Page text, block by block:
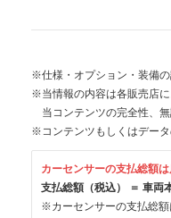
※仕様・オプション・装備の
※当情報の内容は各販売店
当コンテンツの完全性、
※コンテンツもしくはデータ
カーセンサーの支払総額
支払総額（税込） ＝ 車両
※カーセンサーの支払総額